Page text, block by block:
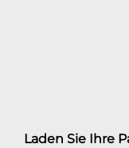
Laden Sie Ihre